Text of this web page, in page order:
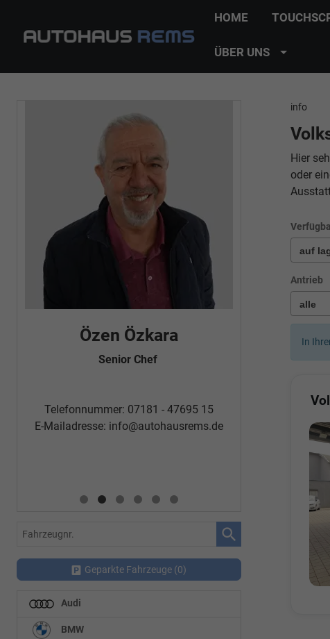
HOME
ÜBER UNS
info
Hier
oder
Antrieb
In
Özen Özkara
Senior Chef
Telefonnummer: 07181 - 47695 15
E-Mailadresse: info@autohausrems.de
E-
Fahrzeugnr.
Geparkte Fahrzeuge (0)
Audi
BMW